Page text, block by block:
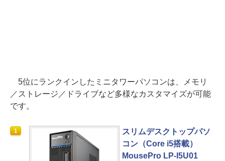
5位にランクインしたミニタワーパソコンは、メモリ
／ストレージ／ドライブなど多様なカスタマイズが可能
です。
1
スリムデスクトップパソ
コン（Core i5搭載）
MousePro LP-I5U01